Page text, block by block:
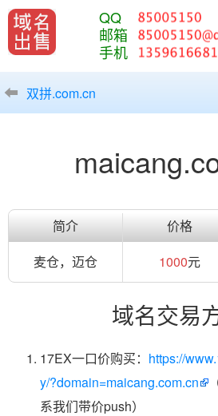
QQ
邮箱
手机
双拼.com.cn
简介 价格
麦仓，迈仓
1000元
域名交易
17EX一口价购买： https://
y/?domain=maicang.com.cn
系我们带价push）